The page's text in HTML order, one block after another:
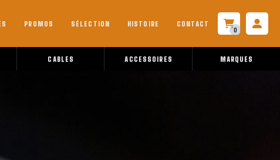
PROMOS SÉLECTION HISTOIRE CONTACT
0
CABLES ACCESSOIRES MARQUES